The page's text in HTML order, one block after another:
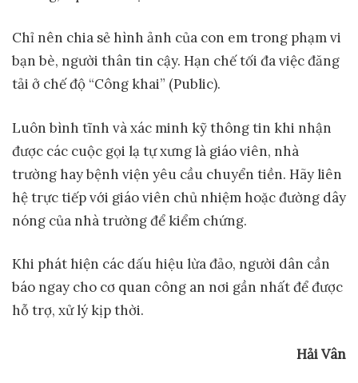
Chỉ nên chia sẻ hình ảnh của con em trong phạm vi
bạn bè, người thân tin cậy. Hạn chế tối đa việc đăng
tải ở chế độ “Công khai” (Public).
Luôn bình tĩnh và xác minh kỹ thông tin khi nhận
được các cuộc gọi lạ tự xưng là giáo viên, nhà
trường hay bệnh viện yêu cầu chuyển tiền. Hãy liên
hệ trực tiếp với giáo viên chủ nhiệm hoặc đường dây
nóng của nhà trường để kiểm chứng.
Khi phát hiện các dấu hiệu lừa đảo, người dân cần
báo ngay cho cơ quan công an nơi gần nhất để được
hỗ trợ, xử lý kịp thời.
Hải Vân